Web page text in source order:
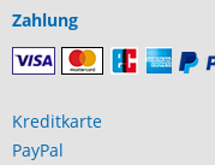
Zahlung
Kreditkarte
PayPal